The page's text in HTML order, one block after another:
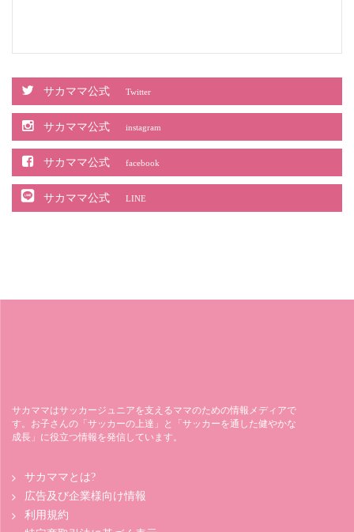
サカママ公式 Twitter
サカママ公式 instagram
サカママ公式 facebook
サカママ公式 LINE
サカママはサッカージュニアを支えるママのための情報メディアで
す。お子さんの「サッカーの上達」と「サッカーを通した健やかな
成長」に役立つ情報を発信しています。
サカママとは?
広告及び企業様向け情報
利用規約